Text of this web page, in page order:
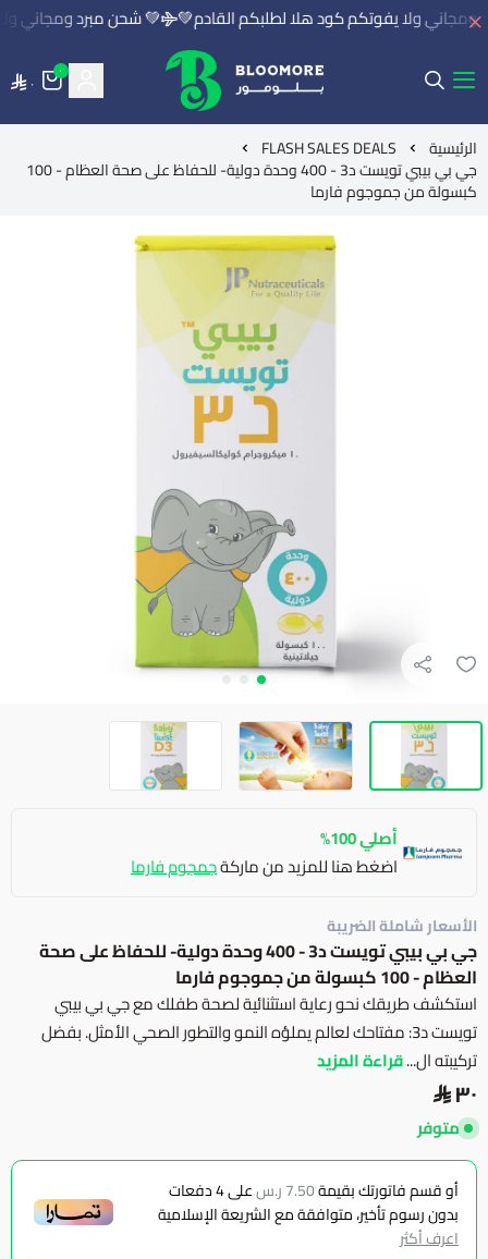
ولا يفوتكم كود هلا لطلبكم القادم💚 💚 شحن مبرد ومجاني
بلومور | BLOOMORE
٠
٠
الرئيسية FLASH SALES DEALS
جي بي بيبي تويست د3 - 400 وحدة دولية- للحفاظ على صحة العظام - 100
كبسولة من جموجوم فارما
أصلي 100%
اضغط هنا للمزيد من ماركةجمجوم فارما
الأسعار شاملة الضريبة
جي بي بيبي تويست د3 - 400 وحدة دولية- للحفاظ على صحة
العظام - 100 كبسولة من جموجوم فارما
استكشف طريقك نحو رعاية استثنائية لصحة طفلك مع جي بي بيبي
تويست د3: مفتاحك لعالم يملؤه النمو والتطور الصحي الأمثل. بفضل
تركيبته ال...قراءة المزيد
٣٠
متوفر
أو قسم فاتورتك بقيمة7.50 ر.س على4دفعات
بدون رسوم تأخير، متوافقة مع الشريعة الإسلامية
اعرف أكثر